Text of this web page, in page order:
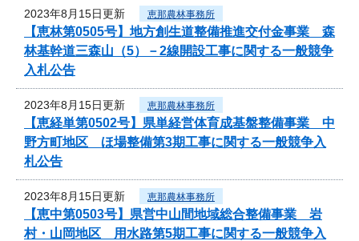
2023年8月15日更新 恵那農林事務所
【恵林第0505号】地方創生道整備推進交付金事業 森
林基幹道三森山（5）－2線開設工事に関する一般競争
入札公告
2023年8月15日更新 恵那農林事務所
【恵経単第0502号】県単経営体育成基盤整備事業 中
野方町地区 ほ場整備第3期工事に関する一般競争入
札公告
2023年8月15日更新 恵那農林事務所
【恵中第0503号】県営中山間地域総合整備事業 岩
村・山岡地区 用水路第5期工事に関する一般競争入